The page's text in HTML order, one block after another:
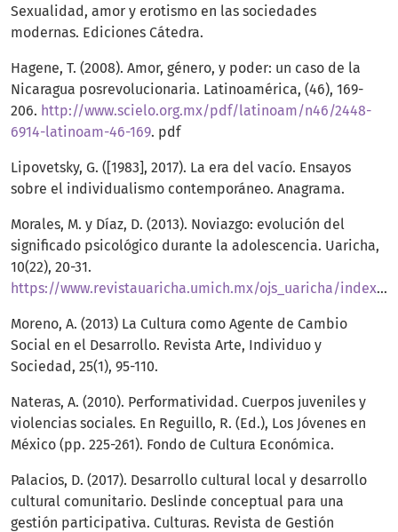
Sexualidad, amor y erotismo en las sociedades
modernas. Ediciones Cátedra.
Hagene, T. (2008). Amor, género, y poder: un caso de la
Nicaragua posrevolucionaria. Latinoamérica, (46), 169-
206. http://www.scielo.org.mx/pdf/latinoam/n46/2448-
6914-latinoam-46-169. pdf
Lipovetsky, G. ([1983], 2017). La era del vacío. Ensayos
sobre el individualismo contemporáneo. Anagrama.
Morales, M. y Díaz, D. (2013). Noviazgo: evolución del
significado psicológico durante la adolescencia. Uaricha,
10(22), 20-31.
https://www.revistauaricha.umich.mx/ojs_uaricha/index.php/urp/article/view/96/94
Moreno, A. (2013) La Cultura como Agente de Cambio
Social en el Desarrollo. Revista Arte, Individuo y
Sociedad, 25(1), 95-110.
Nateras, A. (2010). Performatividad. Cuerpos juveniles y
violencias sociales. En Reguillo, R. (Ed.), Los Jóvenes en
México (pp. 225-261). Fondo de Cultura Económica.
Palacios, D. (2017). Desarrollo cultural local y desarrollo
cultural comunitario. Deslinde conceptual para una
gestión participativa. Culturas. Revista de Gestión